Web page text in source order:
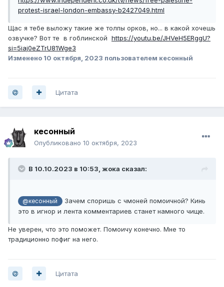
protest-israel-london-embassy-b2427049.html
Щас я тебе выложу такие же толпы орков, но... в какой хочешь
озвучке? Вот те в гоблинской https://youtu.be/JHVeH5ERggU?
si=5iaj0eZTrU81Wge3
Изменено 10 октября, 2023 пользователем кесонный
Цитата
кесонный
Опубликовано 10 октября, 2023
В 10.10.2023 в 10:53, жока сказал:
@кесонный
Зачем споришь с чмоней помоичной? Кинь
это в игнор и лента комментариев станет намного чище.
Не уверен, что это поможет. Помоичу конечно. Мне то
традиционно пофиг на него.
Цитата